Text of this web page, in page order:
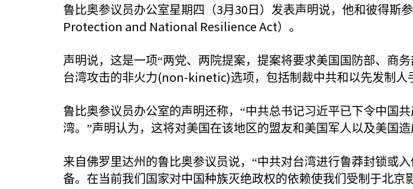
鲁比奥参议员办公室星期四（3月 30 日）发表声明说，他和彼得斯
Protection and National Resilience Act）。
声明说，这是一项“两党、两院提案，提案将要求美国国防部、商
台湾攻击的非火力(non-kinetic)选项，包括制裁中共和以先发制
鲁比奥参议员办公室的声明还称，“中共总书记习近平已下令中国
湾。”声明认为，这将对美国在该地区的盟友和美国军人以及美国造
来自佛罗里达州的鲁比奥参议员说，“中共对台湾进行鲁莽封锁或
备。在当前我们国家对中国种族灭绝政权的依赖使我们受制于北